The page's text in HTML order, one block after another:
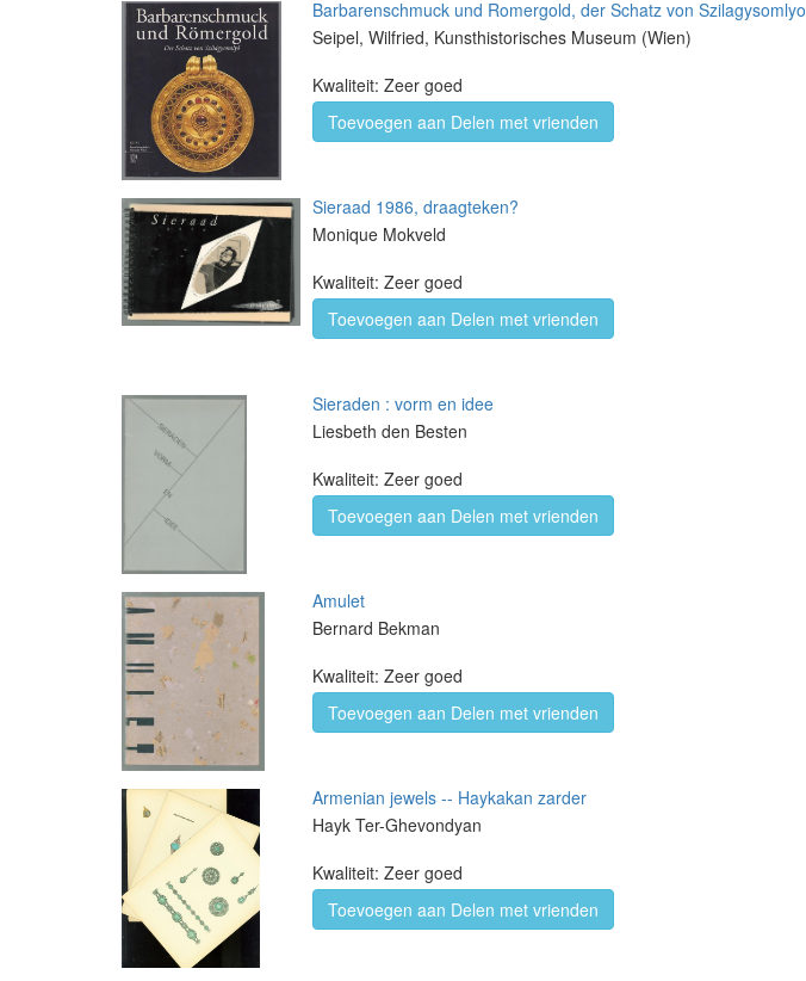
Barbarenschmuck und Romergold, der Schatz von Szilagysomlyo
Seipel, Wilfried, Kunsthistorisches Museum (Wien)
Kwaliteit: Zeer goed
Toevoegen aan Delen met vrienden
Sieraad 1986, draagteken?
Monique Mokveld
Kwaliteit: Zeer goed
Toevoegen aan Delen met vrienden
Sieraden : vorm en idee
Liesbeth den Besten
Kwaliteit: Zeer goed
Toevoegen aan Delen met vrienden
Amulet
Bernard Bekman
Kwaliteit: Zeer goed
Toevoegen aan Delen met vrienden
Armenian jewels -- Haykakan zarder
Hayk Ter-Ghevondyan
Kwaliteit: Zeer goed
Toevoegen aan Delen met vrienden